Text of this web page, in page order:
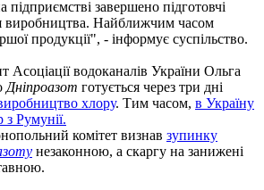
підприємстві завершено підготовчі
виробництва. Найближчим часом
продукції", - інформує суспільство.
Асоціації водоканалів України Ольга
Дніпроазот готується через три дні
хлору. Тим часом, в Україну
з Румунії.
комітет визнав зупинку
незаконною, а скаргу на занижені